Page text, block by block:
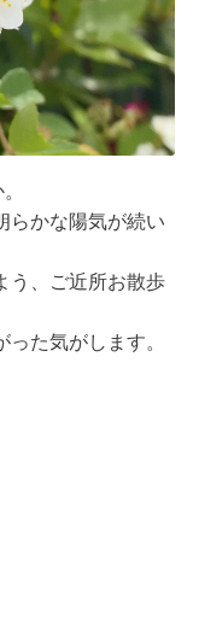
らかな陽気が続い
う、ご近所お散歩
た気がします。